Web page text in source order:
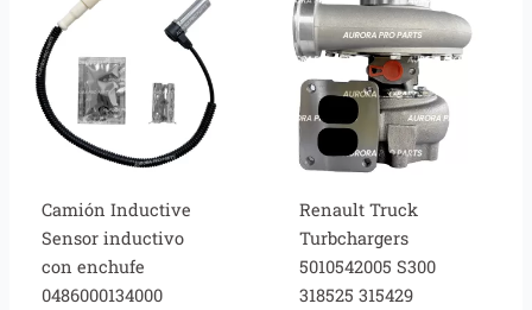
Camión Inductive
Sensor inductivo
con enchufe
0486000134000
Renault Truck
Turbchargers
5010542005 S300
318525 315429